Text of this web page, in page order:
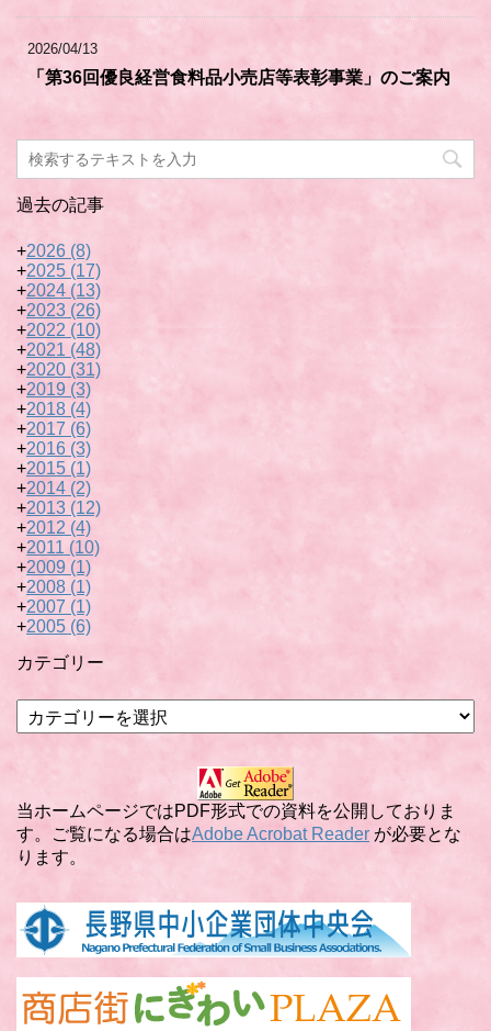
2026/04/13
「第36回優良経営食料品小売店等表彰事業」のご案内
過去の記事
+2026 (8)
+2025 (17)
+2024 (13)
+2023 (26)
+2022 (10)
+2021 (48)
+2020 (31)
+2019 (3)
+2018 (4)
+2017 (6)
+2016 (3)
+2015 (1)
+2014 (2)
+2013 (12)
+2012 (4)
+2011 (10)
+2009 (1)
+2008 (1)
+2007 (1)
+2005 (6)
カテゴリー
テ
ー
当ホームページではPDF形式での資料を公開しておりま
す。ご覧になる場合はAdobe Acrobat Reader が必要とな
ります。